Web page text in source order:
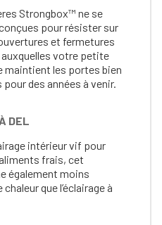
Strongbox™ ne se
pour résister sur
et fermetures
votre petite
maintient les portes bien
des années à venir.
DEL
intérieur vif pour
frais, cet
également moins
que l’éclairage à